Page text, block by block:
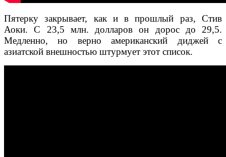
Пятерку закрывает, как и в прошлый раз, Стив
Аоки. С 23,5 млн. долларов он дорос до 29,5.
Медленно, но верно американский диджей с
азиатской внешностью штурмует этот список.